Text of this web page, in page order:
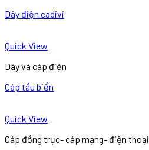
Dây điện cadivi
Quick View
Dây và cáp điện
Cáp tầu biển
Quick View
Cáp đồng trục- cáp mạng- điện thoại